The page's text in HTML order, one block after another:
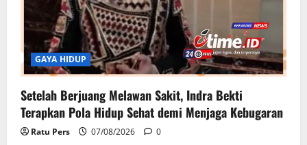
GAYA HIDUP
Setelah Berjuang Melawan Sakit, Indra Bekti
Terapkan Pola Hidup Sehat demi Menjaga Kebugaran
Ratu Pers 07/08/2026 0